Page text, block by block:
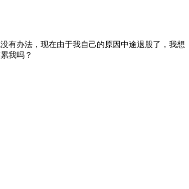
有办法，现在由于我自己的原因中途退股了，我想
我吗？